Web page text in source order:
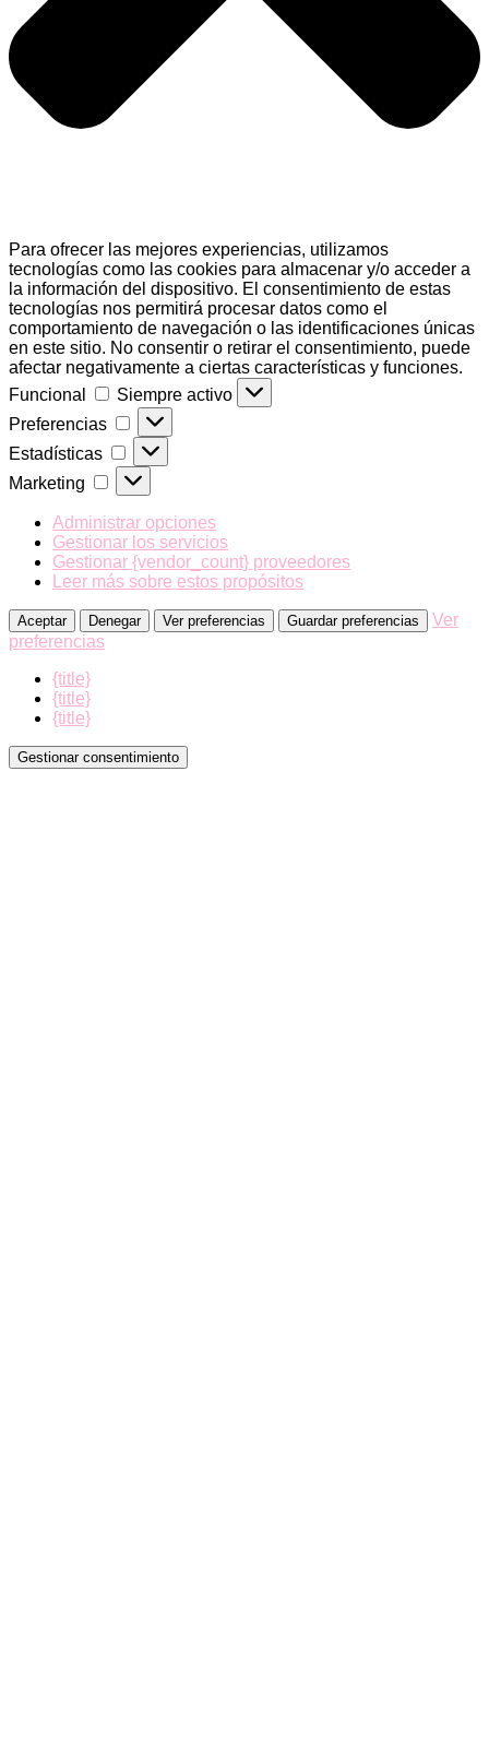
Para ofrecer las mejores experiencias, utilizamos
tecnologías como las cookies para almacenar y/o acceder a
la información del dispositivo. El consentimiento de estas
tecnologías nos permitirá procesar datos como el
comportamiento de navegación o las identificaciones únicas
en este sitio. No consentir o retirar el consentimiento, puede
afectar negativamente a ciertas características y funciones.
Funcional
Funcional
Siempre activo
Preferencias
Preferencias
Estadísticas Estadísticas
Marketing Marketing
Administrar opciones
Gestionar los servicios
Gestionar {vendor_count} proveedores
Leer más sobre estos propósitos
Aceptar Denegar Ver preferencias Guardar preferencias
Ver
preferencias
{title}
{title}
{title}
Gestionar consentimiento